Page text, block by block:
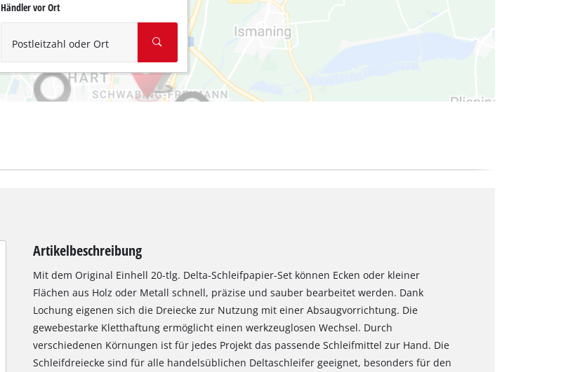
Händler vor Ort
Postleitzahl oder Ort
Artikelbeschreibung
Mit dem Original Einhell 20-tlg. Delta-Schleifpapier-Set können Ecken oder kleiner
Flächen aus Holz oder Metall schnell, präzise und sauber bearbeitet werden. Dank
Lochung eigenen sich die Dreiecke zur Nutzung mit einer Absaugvorrichtung. Die
gewebestarke Kletthaftung ermöglicht einen werkzeuglosen Wechsel. Durch
verschiedenen Körnungen ist für jedes Projekt das passende Schleifmittel zur Hand. Die
Schleifdreiecke sind für alle handelsüblichen Deltaschleifer geeignet, besonders für den